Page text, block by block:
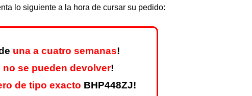
lo siguiente a la hora de cursar su pedido:
una a cuatro semanas!
no se pueden devolver!
de tipo exacto BHP448ZJ!